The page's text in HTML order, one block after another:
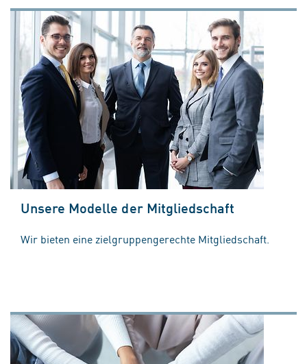
Unsere Modelle der Mitgliedschaft
Wir bieten eine zielgruppengerechte Mitgliedschaft.